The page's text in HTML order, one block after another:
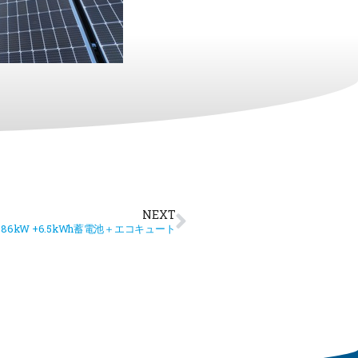
NEXT
+6.5kWh蓄電池＋エコキュート